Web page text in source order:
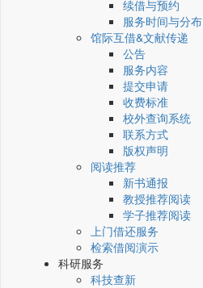
续借与预约
服务时间与分布
馆际互借&文献传递
公告
服务内容
提交申请
收费标准
校外查询系统
联系方式
版权声明
阅读推荐
新书通报
教授推荐阅读
学子推荐阅读
上门借还服务
检索借阅演示
科研服务
科技查新